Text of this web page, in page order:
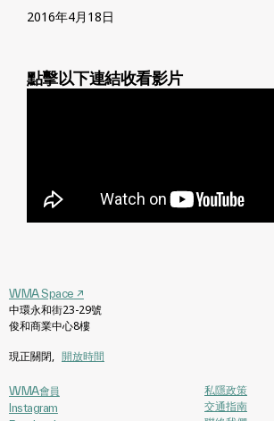
2016年4月18日
點擊以下連結收看影片
WMA Space ↗
中環永和街23-29號
俊和商業中心8樓
現正關閉, 開放時間
WMA會員
Instagram
私隱政策
交通指南